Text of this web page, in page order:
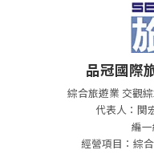
品冠國際
綜合旅遊業 交觀
代表人：関
編
經營項目：綜